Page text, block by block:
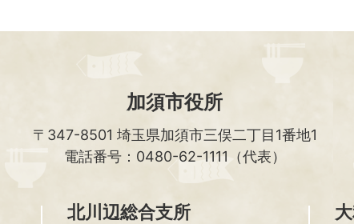
加須市役所
〒347-8501 埼玉県加須市三俣二丁目1番地1
電話番号：0480-62-1111（代表）
北川辺総合支所